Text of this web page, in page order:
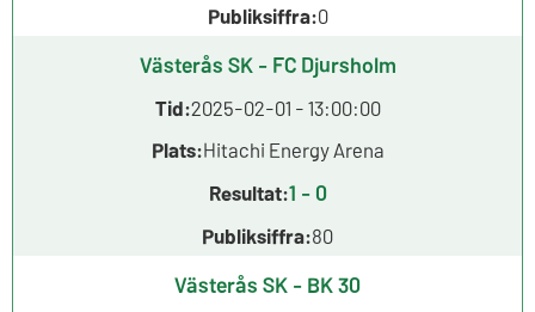
Publiksiffra:0
Västerås SK - FC Djursholm
Tid:2025-02-01 - 13:00:00
Plats:Hitachi Energy Arena
Resultat:1 - 0
Publiksiffra:80
Västerås SK - BK 30